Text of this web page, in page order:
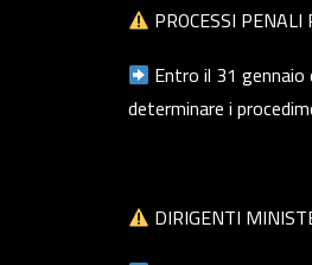
PROCESSI PENALI
Entro il 31
determinare i
DIRIGENTI